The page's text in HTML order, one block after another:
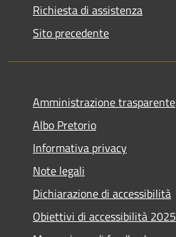
Richiesta di assistenza
Sito precedente
Amministrazione trasparente
Albo Pretorio
Informativa privacy
Note legali
Dichiarazione di accessibilità
Obiettivi di accessibilità 2025